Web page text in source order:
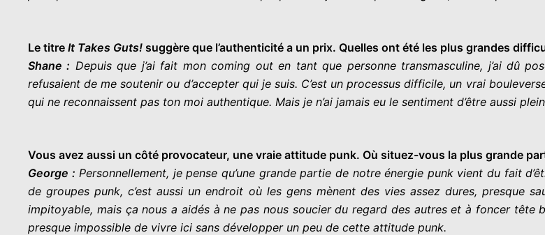
Le titre It Takes Guts! suggère que l’authenticité a un prix. Quelles ont été les plus grandes
Shane : Depuis que j’ai fait mon coming out en tant que personne transmasculine, j’ai dû
refusaient de me soutenir ou d’accepter qui je suis. C’est un processus difficile, un vrai
qui ne reconnaissent pas ton moi authentique. Mais je n’ai jamais eu le sentiment d’être aussi
Vous avez aussi un côté provocateur, une vraie attitude punk. Où situez-vous la plus grande
George : Personnellement, je pense qu’une grande partie de notre énergie punk vient du fait
de groupes punk, c’est aussi un endroit où les gens mènent des vies assez dures, presque
impitoyable, mais ça nous a aidés à ne pas nous soucier du regard des autres et à foncer tête
presque impossible de vivre ici sans développer un peu de cette attitude punk.